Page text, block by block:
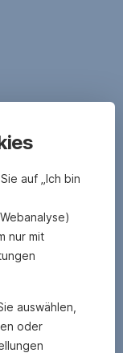
auf „Ich bin
nur mit
auswählen,
oder